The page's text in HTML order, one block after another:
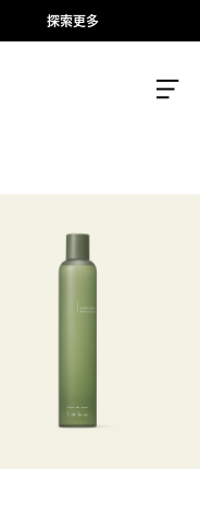
探索更多